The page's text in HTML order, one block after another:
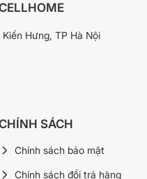
Hưng, TP Hà Nội
SÁCH
Chính sách bảo mật
Chính sách đổi trả hàng